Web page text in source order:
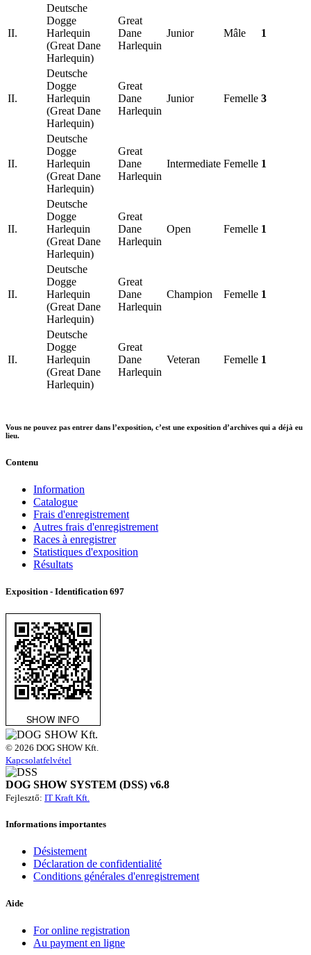
II.
Deutsche
Dogge
Harlequin
(Great Dane
Harlequin)
Great
Dane
Harlequin
Junior Mâle 1
II.
Deutsche
Dogge
Harlequin
(Great Dane
Harlequin)
Great
Dane
Harlequin
Junior Femelle 3
II.
Deutsche
Dogge
Harlequin
(Great Dane
Harlequin)
Great
Dane
Harlequin
Intermediate Femelle 1
II.
Deutsche
Dogge
Harlequin
(Great Dane
Harlequin)
Great
Dane
Harlequin
Open Femelle 1
II.
Deutsche
Dogge
Harlequin
(Great Dane
Harlequin)
Great
Dane
Harlequin
Champion Femelle 1
II.
Deutsche
Dogge
Harlequin
(Great Dane
Harlequin)
Great
Dane
Harlequin
Veteran Femelle 1
Vous ne pouvez pas entrer dans l’exposition, c’est une exposition d’archives qui a déjà eu
lieu.
Contenu
Information
Catalogue
Frais d'enregistrement
Autres frais d'enregistrement
Races à enregistrer
Statistiques d'exposition
Résultats
Exposition - Identification 697
© 2026 DOG SHOW Kft.
Kapcsolatfelvétel
DOG SHOW SYSTEM (DSS) v6.8
Fejlesztő: IT Kraft Kft.
Informations importantes
Désistement
Déclaration de confidentialité
Conditions générales d'enregistrement
Aide
For online registration
Au payment en ligne